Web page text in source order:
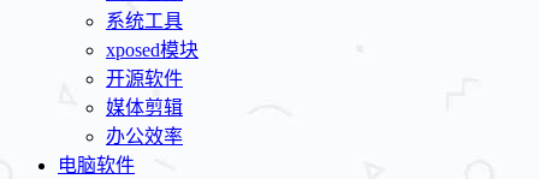
系统工具
xposed模块
开源软件
媒体剪辑
办公效率
电脑软件